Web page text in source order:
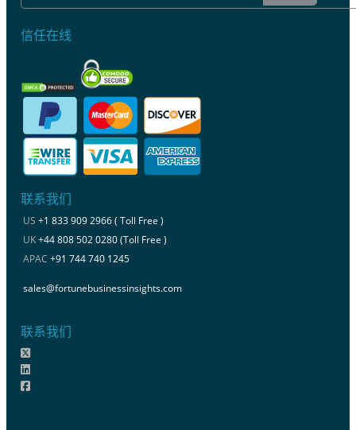
信任在线
联系我们
US +1 833 909 2966 ( Toll Free )
UK+44 808 502 0280 (Toll Free )
APAC +91 744 740 1245
sales@fortunebusinessinsights.com
联系我们